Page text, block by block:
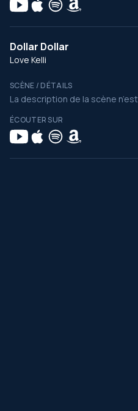
Dollar Dollar
Love Kelli
SCÈNE / DÉTAILS
La description de la scène
ÉCOUTER SUR